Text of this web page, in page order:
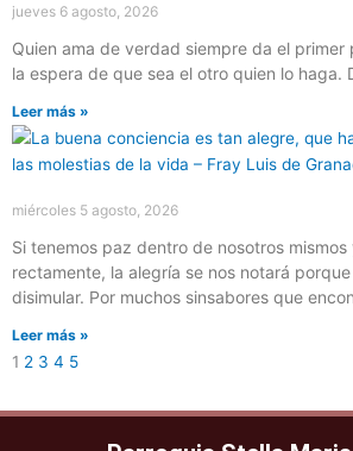
jueves 6 agosto, 2026
Quien ama de verdad siempre da el primer
la espera de que sea el otro quien lo haga.
Leer más »
miércoles 5 agosto, 2026
Si tenemos paz dentro de nosotros mismos
rectamente, la alegría se nos notará
disimular. Por muchos sinsabores que
Leer más »
1 2 3 4 5